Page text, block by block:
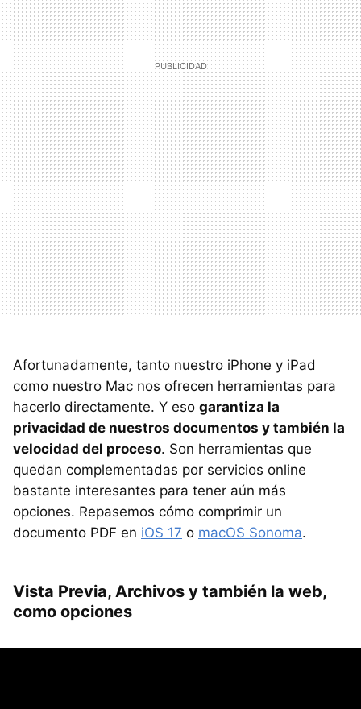
Afortunadamente, tanto nuestro iPhone y iPad
como nuestro Mac nos ofrecen herramientas para
hacerlo directamente. Y eso garantiza la
privacidad de nuestros documentos y también la
velocidad del proceso. Son herramientas que
quedan complementadas por servicios online
bastante interesantes para tener aún más
opciones. Repasemos cómo comprimir un
documento PDF en iOS 17 o macOS Sonoma.
Vista Previa, Archivos y también la web,
como opciones